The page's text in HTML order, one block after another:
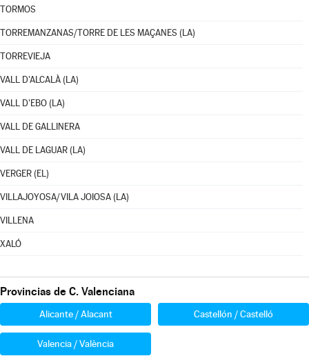
TORMOS
TORREMANZANAS/TORRE DE LES MAÇANES (LA)
TORREVIEJA
VALL D'ALCALÀ (LA)
VALL D'EBO (LA)
VALL DE GALLINERA
VALL DE LAGUAR (LA)
VERGER (EL)
VILLAJOYOSA/VILA JOIOSA (LA)
VILLENA
XALÓ
Provincias de C. Valenciana
Alicante / Alacant Castellón / Castelló
Valencia / València